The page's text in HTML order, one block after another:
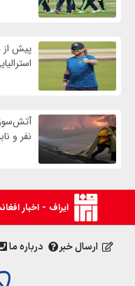
پیش از
نفر و
ایراف - اخبار
ارسال خبر درباره ما